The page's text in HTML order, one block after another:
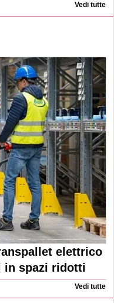
Vedi tutte
elettrico
in spazi ridotti
Vedi tutte